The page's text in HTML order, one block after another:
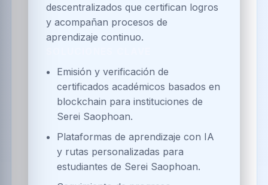
descentralizados que certifican logros
y acompañan procesos de
aprendizaje continuo.
Emisión y verificación de
certificados académicos basados en
blockchain para instituciones de
Serei Saophoan.
Plataformas de aprendizaje con IA
y rutas personalizadas para
estudiantes de Serei Saophoan.